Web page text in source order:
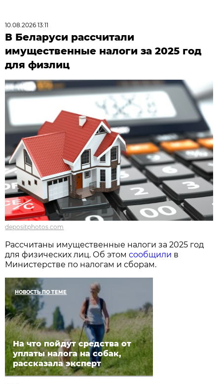
10.08.2026 13:11
В Беларуси рассчитали
имущественные налоги за 2025 год
для физлиц
depositphotos.com
Рассчитаны имущественные налоги за 2025 год
для физических лиц. Об этомсообщили в
Министерстве по налогам и сборам.
НОВОСТЬ ПО ТЕМЕ
На что пойдут средства от
уплаты налога на собак,
рассказала эксперт